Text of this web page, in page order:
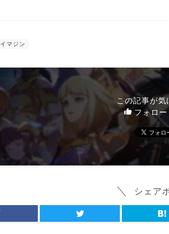
イマジン
この記事が気
フォロー
シェア